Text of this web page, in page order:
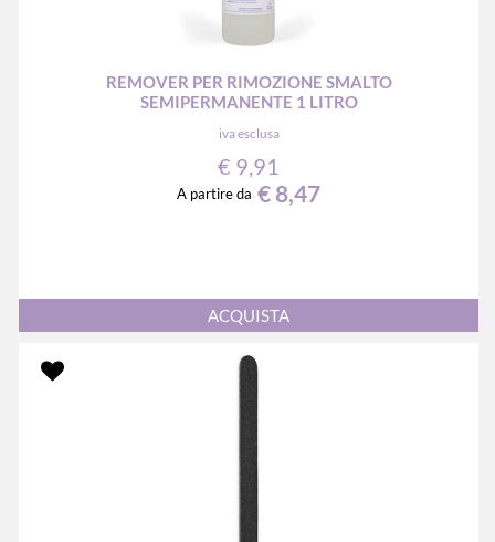
REMOVER PER RIMOZIONE SMALTO
SEMIPERMANENTE 1 LITRO
iva esclusa
€ 9,91
A partire da € 8,47
Quantità
ACQUISTA